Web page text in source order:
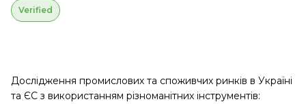
Verified
Дослідження промислових та споживчих ринків в Україні
та ЄС з використанням різноманітних інструментів: